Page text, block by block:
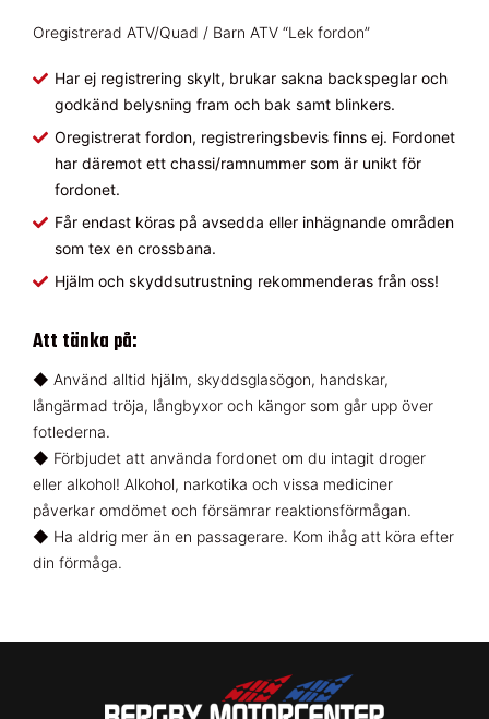
Oregistrerad ATV/Quad / Barn ATV “Lek fordon”
Har ej registrering skylt, brukar sakna backspeglar och
godkänd belysning fram och bak samt blinkers.
Oregistrerat fordon, registreringsbevis finns ej. Fordonet
har däremot ett chassi/ramnummer som är unikt för
fordonet.
Får endast köras på avsedda eller inhägnande områden
som tex en crossbana.
Hjälm och skyddsutrustning rekommenderas från oss!
Att tänka på:
◆ Använd alltid hjälm, skyddsglasögon, handskar,
långärmad tröja, långbyxor och kängor som går upp över
fotlederna.
◆ Förbjudet att använda fordonet om du intagit droger
eller alkohol! Alkohol, narkotika och vissa mediciner
påverkar omdömet och försämrar reaktionsförmågan.
◆ Ha aldrig mer än en passagerare. Kom ihåg att köra efter
din förmåga.